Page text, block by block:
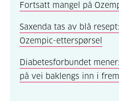
Fortsatt mangel på
Saxenda tas av blå
Ozempic-etterspørsel
Diabetesforbundet
på vei baklengs inn i